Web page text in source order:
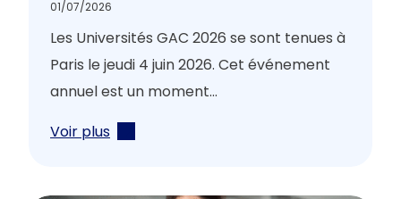
01/07/2026
Les Universités GAC 2026 se sont tenues à
Paris le jeudi 4 juin 2026. Cet événement
annuel est un moment...
Voir plus